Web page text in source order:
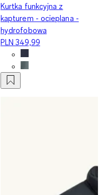
Kurtka funkcyjna z
kapturem - ocieplana -
hydrofobowa
PLN 349,99